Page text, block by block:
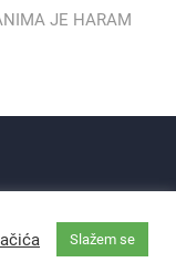
JE HARAM
Slažem se